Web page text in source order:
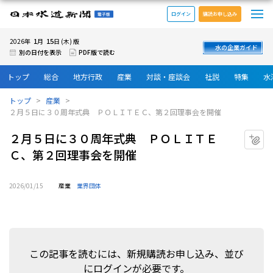
日本水道新聞 電子版
ログイン 購読お申し込み
2026年 1月 15日 (木) 版
別の日付を表示
PDF版で読む
水の企業ガイド
トップ 総合 地方行政 産業 対談・座談会 社説 特集 水
トップ
産業
２月５日に３０周年式典 ＰＯＬＩＴＥＣ、第２回理事会を開催
２月５日に３０周年式典 ＰＯＬＩＴＥ
Ｃ、第２回理事会を開催
2026/01/15 産業 業界団体
この記事を読むには、新規購読お申し込み、並び
にログインが必要です。